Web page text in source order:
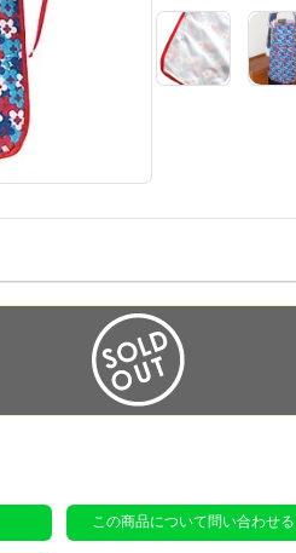
この商品について問い合わせる